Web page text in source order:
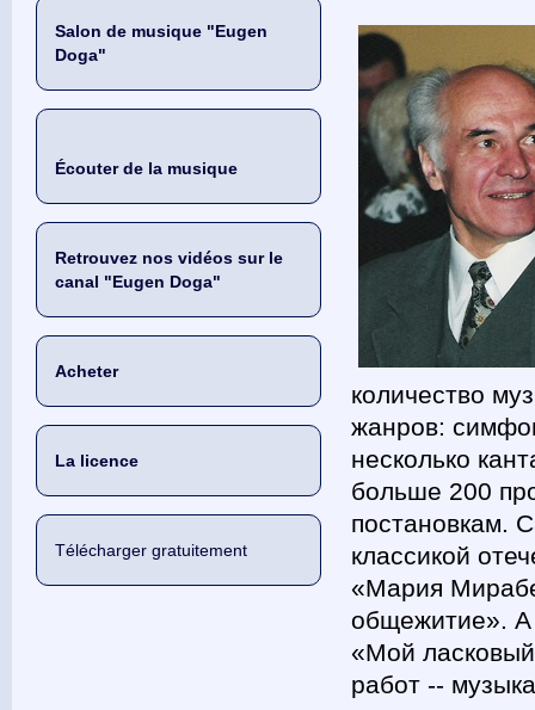
Salon de musique "Eugen
Doga"
Écouter de la musique
Retrouvez nos vidéos sur le
canal "Eugen Doga"
Acheter
La licence
Télécharger gratuitement
количество
жанров:
несколько
больше 200
постановкам.
классикой
«Мария
общежитие». А
«Мой
работ --